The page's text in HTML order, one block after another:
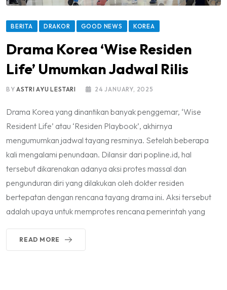
BERITA DRAKOR GOOD NEWS KOREA
Drama Korea ‘Wise Residen
Life’ Umumkan Jadwal Rilis
BYASTRI AYU LESTARI 24 JANUARY, 2025
Drama Korea yang dinantikan banyak penggemar, ‘Wise
Resident Life’ atau ‘Residen Playbook’, akhirnya
mengumumkan jadwal tayang resminya. Setelah beberapa
kali mengalami penundaan. Dilansir dari popline.id, hal
tersebut dikarenakan adanya aksi protes massal dan
pengunduran diri yang dilakukan oleh dokter residen
bertepatan dengan rencana tayang drama ini. Aksi tersebut
adalah upaya untuk memprotes rencana pemerintah yang
READ MORE